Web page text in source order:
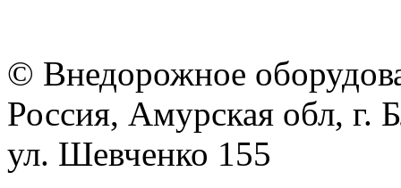
© Внедорожное
Россия, Амурская обл, г.
ул. Шевченко 155